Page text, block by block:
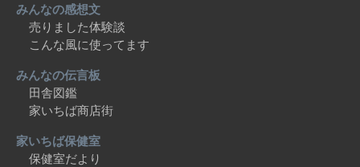
みんなの感想文
売りました体験談
こんな風に使ってます
みんなの伝言板
田舎図鑑
家いちば商店街
家いちば保健室
保健室だより